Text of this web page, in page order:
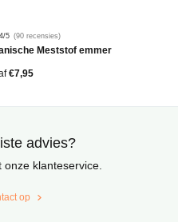
/5 (90 recensies)
Meststof emmer
€7,95
advies?
klanteservice.
op